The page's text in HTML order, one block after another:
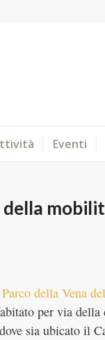
Eventi
Parco della Vena
per via della
sia ubicato il